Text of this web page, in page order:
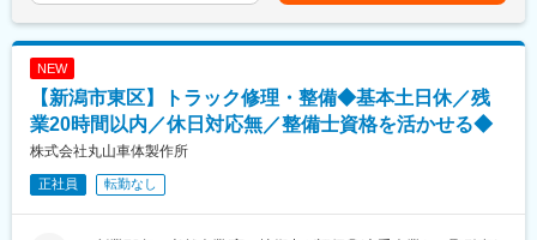
ゆくゆくは生産部全体の統括者になっていただくキャリアとなり
ます。
生産部の中には第一部・第二部があり、全部で7つの工場がありま
NEW
【新潟市東区】トラック修理・整備◆基本土日休／残
業20時間以内／休日対応無／整備士資格を活かせる◆
株式会社丸山車体製作所
正社員 転勤なし